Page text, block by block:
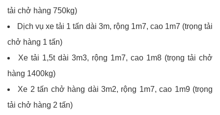
tải chở hàng 750kg)
Dịch vụ xe tải 1 tấn dài 3m, rộng 1m7, cao 1m7 (trọng tải
chở hàng 1 tấn)
Xe tải 1,5t dài 3m3, rộng 1m7, cao 1m8 (trọng tải chở
hàng 1400kg)
Xe 2 tấn chở hàng dài 3m2, rộng 1m7, cao 1m9 (trọng
tải chở hàng 2 tấn)